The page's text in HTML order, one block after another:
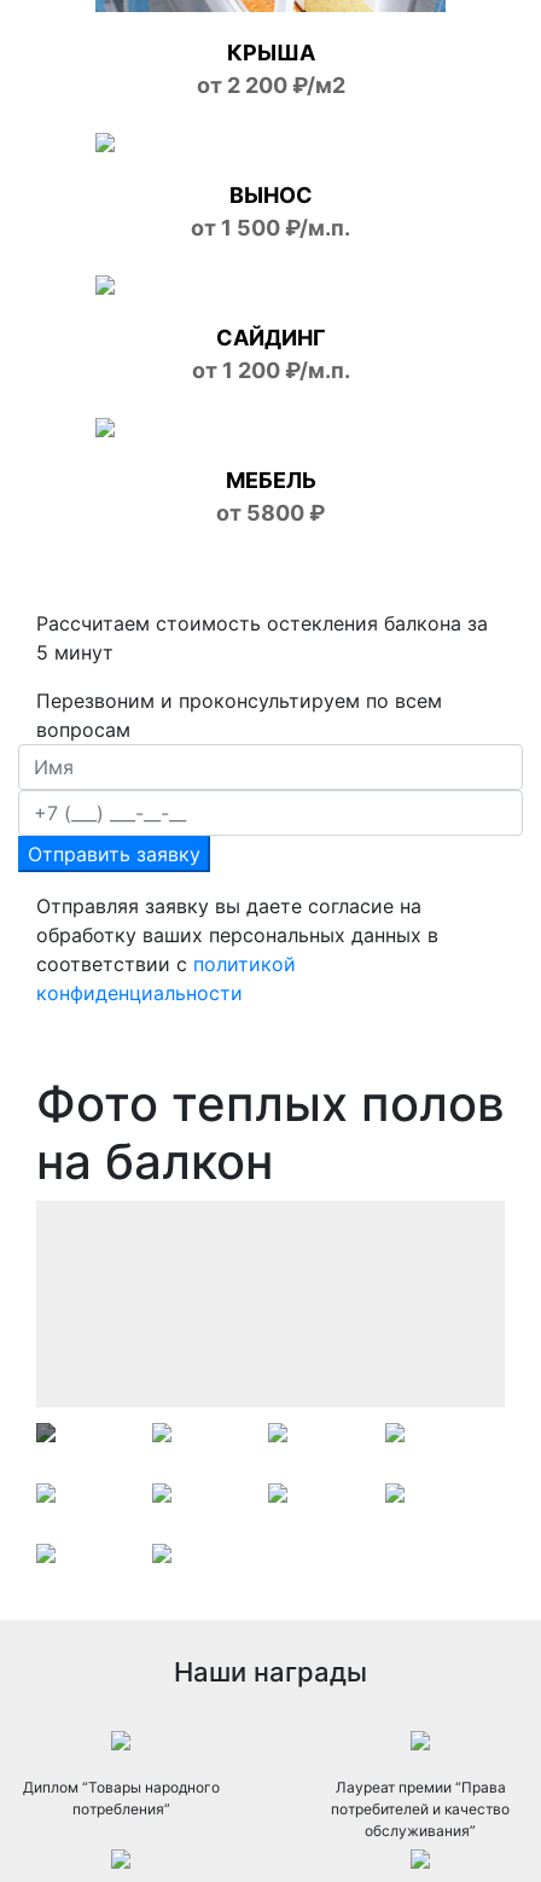
КРЫША
от 2 200 ₽/м2
ВЫНОС
от 1 500 ₽/м.п.
САЙДИНГ
от 1 200 ₽/м.п.
МЕБЕЛЬ
от 5800 ₽
Рассчитаем стоимость остекления балкона за
5 минут
Перезвоним и проконсультируем по всем
вопросам
Отправить заявку
Отправляя заявку вы даете согласие на
обработку ваших персональных данных в
соответствии с политикой
конфиденциальности
Фото теплых полов
на балкон
Наши награды
Диплом “Товары народного
потребления”
Лауреат премии “Права
потребителей и качество
обслуживания”